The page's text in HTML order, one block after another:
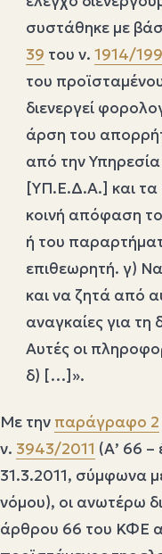
συστάθηκε με
39 του ν.1914/
του
διενεργεί
άρση του
από την
[ΥΠ.Ε.Δ.Α.] και τα
κοινή απόφαση
ή του
επιθεωρητή. γ)
και να ζητά από
αναγκαίες για τη
Αυτές οι
δ) […]».
Με την παράγραφο 2
ν. 3943/2011 (Α’ 66 –
31.3.2011, σύμφωνα
νόμου), οι ανωτέρω
άρθρου 66 του ΚΦΕ